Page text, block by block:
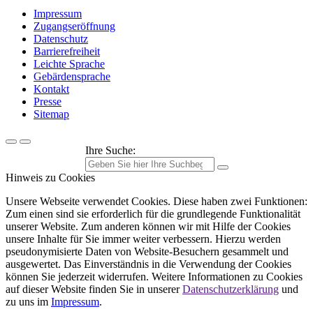
Impressum
Zugangseröffnung
Datenschutz
Barrierefreiheit
Leichte Sprache
Gebärdensprache
Kontakt
Presse
Sitemap
Ihre Suche:
Hinweis zu Cookies
Unsere Webseite verwendet Cookies. Diese haben zwei Funktionen:
Zum einen sind sie erforderlich für die grundlegende Funktionalität
unserer Website. Zum anderen können wir mit Hilfe der Cookies
unsere Inhalte für Sie immer weiter verbessern. Hierzu werden
pseudonymisierte Daten von Website-Besuchern gesammelt und
ausgewertet. Das Einverständnis in die Verwendung der Cookies
können Sie jederzeit widerrufen. Weitere Informationen zu Cookies
auf dieser Website finden Sie in unsererDatenschutzerklärung und
zu uns im Impressum.